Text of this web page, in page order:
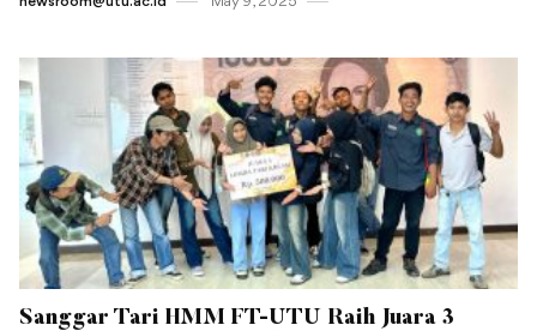
Sanggar Tari HMM FT-UTU Raih Juara 3